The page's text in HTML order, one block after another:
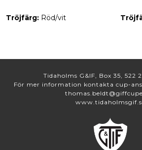
Tröjfärg: Röd/vit
Tidaholms G&IF, Box 35, 522
För mer information kontakta cup-